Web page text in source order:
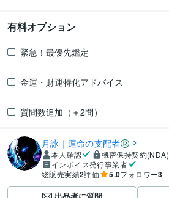
有料オプション
緊急！最優先鑑定
金運・財運特化アドバイス
質問数追加（＋2問）
月詠｜運命の支配者
本人確認
機密保持契約(NDA)
インボイス発行事業者
総販売実績2評価 5.0フォロワー3